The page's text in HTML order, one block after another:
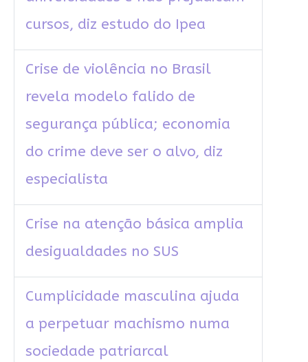
cursos, diz estudo do Ipea
Crise de violência no Brasil
revela modelo falido de
segurança pública; economia
do crime deve ser o alvo, diz
especialista
Crise na atenção básica amplia
desigualdades no SUS
Cumplicidade masculina ajuda
a perpetuar machismo numa
sociedade patriarcal